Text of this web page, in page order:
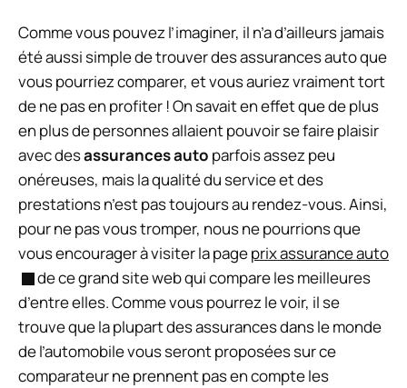
Comme vous pouvez l’imaginer, il n’a d’ailleurs jamais
été aussi simple de trouver des assurances auto que
vous pourriez comparer, et vous auriez vraiment tort
de ne pas en profiter ! On savait en effet que de plus
en plus de personnes allaient pouvoir se faire plaisir
avec desassurances auto parfois assez peu
onéreuses, mais la qualité du service et des
prestations n’est pas toujours au rendez-vous. Ainsi,
pour ne pas vous tromper, nous ne pourrions que
vous encourager à visiter la pageprix assurance auto
de ce grand site web qui compare les meilleures
d’entre elles. Comme vous pourrez le voir, il se
trouve que la plupart des assurances dans le monde
de l’automobile vous seront proposées sur ce
comparateur ne prennent pas en compte les